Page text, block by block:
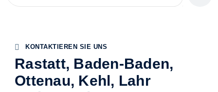
KONTAKTIEREN SIE UNS
Rastatt, Baden-Baden,
Ottenau, Kehl, Lahr